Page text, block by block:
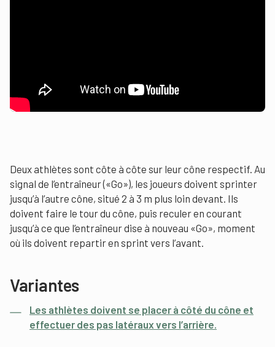
Deux athlètes sont côte à côte sur leur cône respectif. Au
signal de l’entraîneur («Go»), les joueurs doivent sprinter
jusqu’à l’autre cône, situé 2 à 3 m plus loin devant. Ils
doivent faire le tour du cône, puis reculer en courant
jusqu’à ce que l’entraîneur dise à nouveau «Go», moment
où ils doivent repartir en sprint vers l’avant.
Variantes
Les athlètes doivent se placer à côté du cône et
effectuer des pas latéraux vers l’arrière.